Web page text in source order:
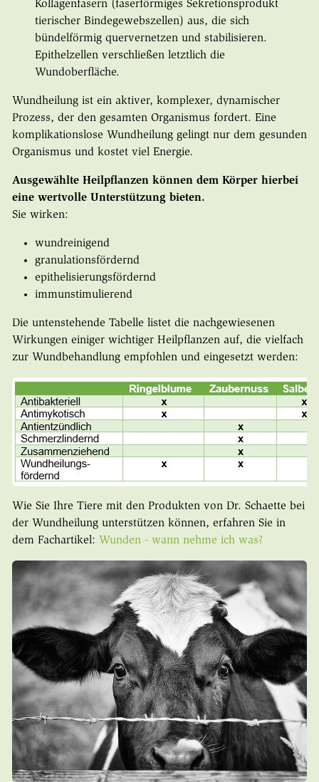
Kollagenfasern (faserförmiges Sekretionsprodukt
tierischer Bindegewebszellen) aus, die sich
bündelförmig quervernetzen und stabilisieren.
Epithelzellen verschließen letztlich die
Wundoberfläche.
Wundheilung ist ein aktiver, komplexer, dynamischer
Prozess, der den gesamten Organismus fordert. Eine
komplikationslose Wundheilung gelingt nur dem gesunden
Organismus und kostet viel Energie.
Ausgewählte Heilpflanzen können dem Körper hierbei
eine wertvolle Unterstützung bieten.
Sie wirken:
wundreinigend
granulationsfördernd
epithelisierungsfördernd
immunstimulierend
Die untenstehende Tabelle listet die nachgewiesenen
Wirkungen einiger wichtiger Heilpflanzen auf, die vielfach
zur Wundbehandlung empfohlen und eingesetzt werden:
Wie Sie Ihre Tiere mit den Produkten von Dr. Schaette bei
der Wundheilung unterstützen können, erfahren Sie in
dem Fachartikel: Wunden - wann nehme ich was?